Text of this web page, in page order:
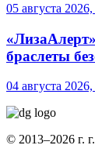
05 августа
браслеты
04 августа
© 2013–2026 г.